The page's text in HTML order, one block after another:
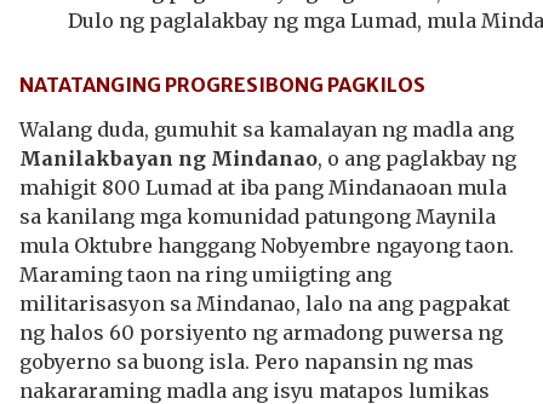
Dulo ng paglalakbay ng mga Lumad, mula
NATATANGING PROGRESIBONG PAGKILOS
Walang duda, gumuhit sa kamalayan ng madla ang
Manilakbayan ng Mindanao, o ang paglakbay ng
mahigit 800 Lumad at iba pang Mindanaoan mula
sa kanilang mga komunidad patungong Maynila
mula Oktubre hanggang Nobyembre ngayong taon.
Maraming taon na ring umiigting ang
militarisasyon sa Mindanao, lalo na ang pagpakat
ng halos 60 porsiyento ng armadong puwersa ng
gobyerno sa buong isla. Pero napansin ng mas
nakararaming madla ang isyu matapos lumikas